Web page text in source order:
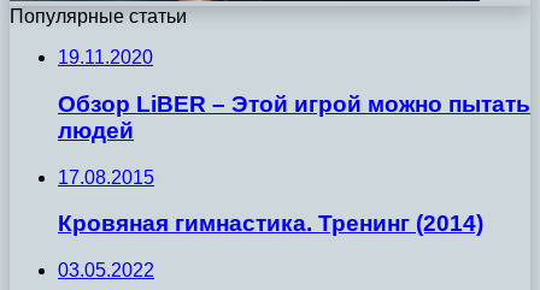
Популярные статьи
19.11.2020
Обзор LiBER – Этой игрой можно пытать
людей
17.08.2015
Кровяная гимнастика. Тренинг (2014)
03.05.2022